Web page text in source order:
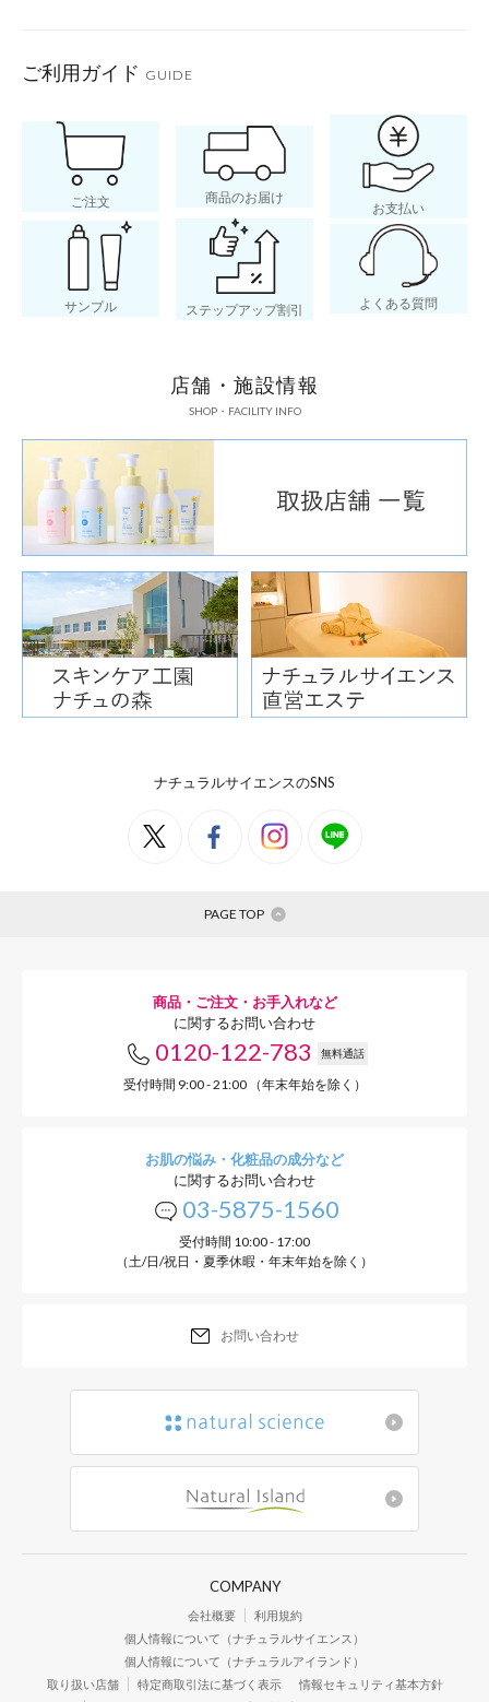
ご利用ガイド GUIDE
ご注文 商品のお届け
お支払い
サンプル ステップアップ割引 よくある質問
店舗・施設情報
SHOP・FACILITY INFO
ナチュラルサイエンスのSNS
PAGE TOP
商品・ご注文・お手入れなど
に関するお問い合わせ
0120-122-783 無料通話
受付時間 9:00 - 21:00 （年末年始を除く）
お肌の悩み・化粧品の成分など
に関するお問い合わせ
03-5875-1560
受付時間 10:00 - 17:00
（土/日/祝日・夏季休暇・年末年始を除く）
お問い合わせ
COMPANY
会社概要
利用規約
個人情報について（ナチュラルサイエンス）
個人情報について（ナチュラルアイランド）
取り扱い店舗
特定商取引法に基づく表示
情報セキュリティ基本方針